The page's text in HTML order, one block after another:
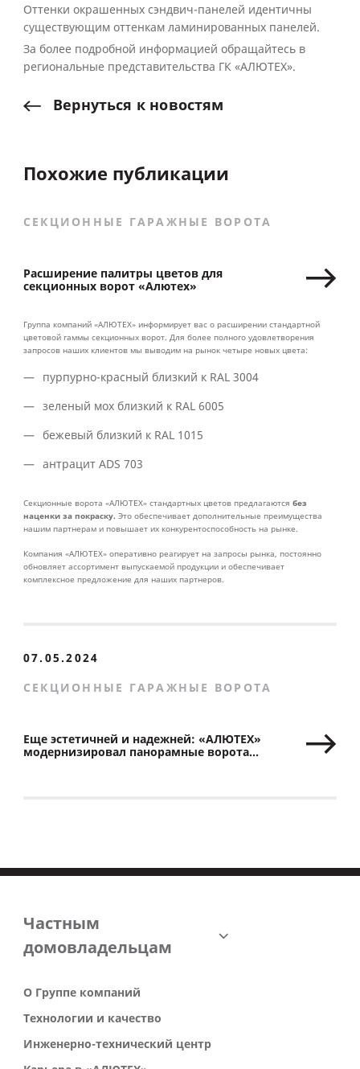
Оттенки окрашенных сэндвич-панелей идентичны
существующим оттенкам ламинированных панелей.
За более подробной информацией обращайтесь в
региональные представительства ГК «АЛЮТЕХ».
Вернуться к новостям
Похожие публикации
СЕКЦИОННЫЕ ГАРАЖНЫЕ ВОРОТА
Расширение палитры цветов для
секционных ворот «Алютех»
Группа компаний «АЛЮТЕХ» информирует вас о расширении стандартной
цветовой гаммы секционных ворот. Для более полного удовлетворения
запросов наших клиентов мы выводим на рынок четыре новых цвета:
пурпурно-красный близкий к RAL 3004
зеленый мох близкий к RAL 6005
бежевый близкий к RAL 1015
антрацит ADS 703
Секционные ворота «АЛЮТЕХ» стандартных цветов предлагаются без
наценки за покраску. Это обеспечивает дополнительные преимущества
нашим партнерам и повышает их конкурентоспособность на рынке.
Компания «АЛЮТЕХ» оперативно реагирует на запросы рынка, постоянно
обновляет ассортимент выпускаемой продукции и обеспечивает
комплексное предложение для наших партнеров.
07.05.2024
СЕКЦИОННЫЕ ГАРАЖНЫЕ ВОРОТА
Еще эстетичней и надежней: «АЛЮТЕХ»
модернизировал панорамные ворота
Частным
домовладельцам
О Группе компаний
Технологии и качество
Инженерно-технический центр